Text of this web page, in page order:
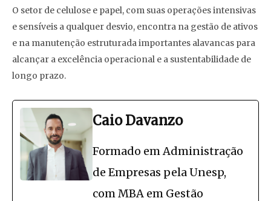
O setor de celulose e papel, com suas operações intensivas
e sensíveis a qualquer desvio, encontra na gestão de ativos
e na manutenção estruturada importantes alavancas para
alcançar a excelência operacional e a sustentabilidade de
longo prazo.
Caio Davanzo
Formado em Administração
de Empresas pela Unesp,
com MBA em Gestão